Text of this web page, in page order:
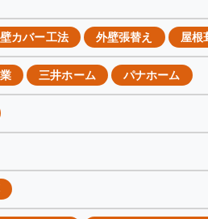
カバー工法 外壁張替え 屋根
三井ホーム パナホーム